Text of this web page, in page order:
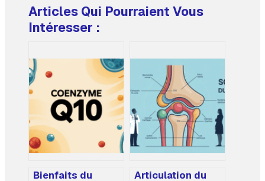
Articles Qui Pourraient Vous
Intéresser :
Bienfaits du
Articulation du